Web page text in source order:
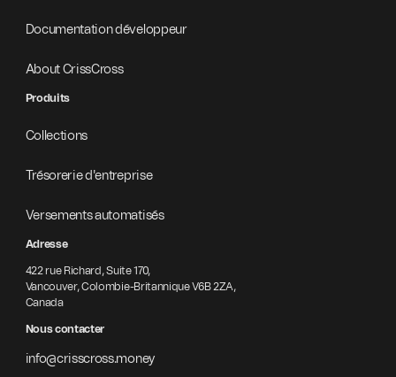
Documentation développeur
About CrissCross
Produits
Collections
Trésorerie d'entreprise
Versements automatisés
Adresse
422 rue Richard, Suite 170,
Vancouver, Colombie-Britannique V6B 2ZA,
Canada
Nous contacter
info@crisscross.money